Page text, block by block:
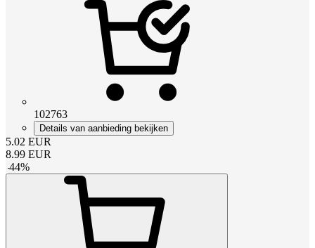
102763
Details van aanbieding bekijken
5.02 EUR
8.99 EUR
-44%